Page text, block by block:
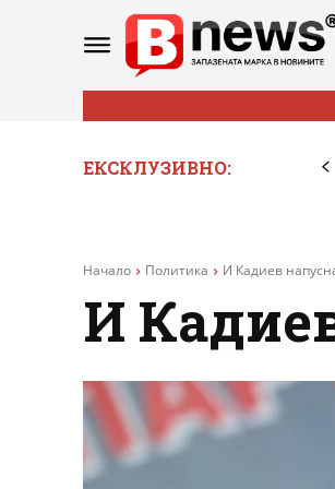
ЕКСКЛУЗИВНО:
Начало Политика И Кадиев
И